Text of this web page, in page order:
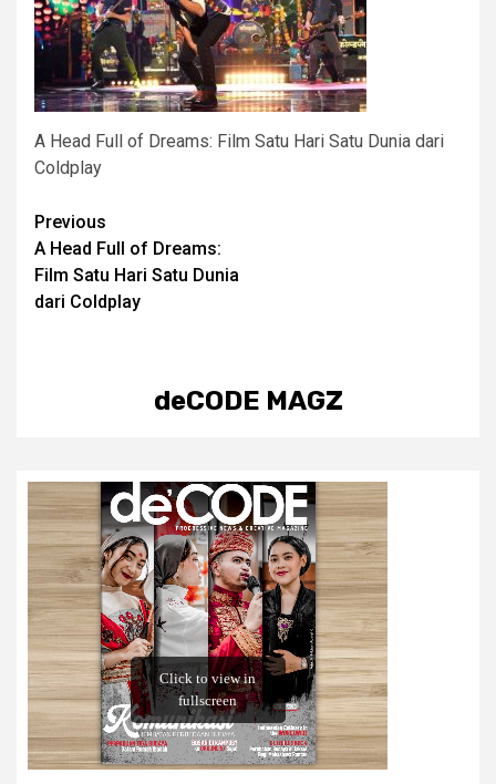
A Head Full of Dreams: Film Satu Hari Satu Dunia dari
Coldplay
Post
navigation
Previous
A Head Full of Dreams:
Film Satu Hari Satu Dunia
dari Coldplay
deCODE MAGZ